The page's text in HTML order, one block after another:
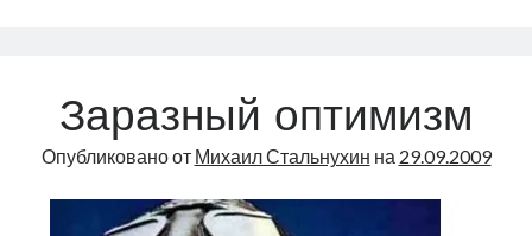
В мире
Интеграция
Интервью
Заразный оптимизм
Опубликовано от Михаил Стальнухин на 29.09.2009